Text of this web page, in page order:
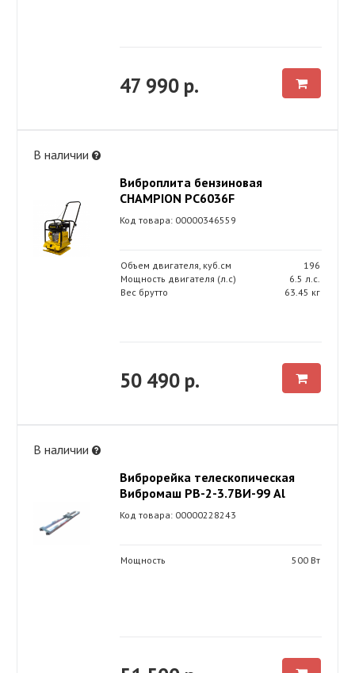
47 990 р.
В наличии
Виброплита бензиновая
CHAMPION PC6036F
Код товара: 00000346559
Объем двигателя, куб.см
196
Мощность двигателя (л.с)
6.5 л.с.
Вес брутто
63.45 кг
50 490 р.
В наличии
Виброрейка телескопическая
Вибромаш РВ-2-3.7ВИ-99 Al
Код товара: 00000228243
Мощность 500 Вт